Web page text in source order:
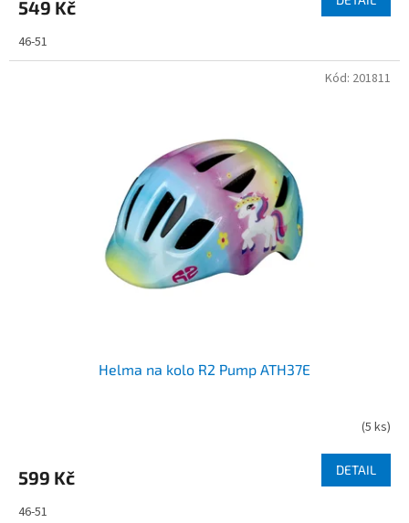
549 Kč
46-51
Helma na kolo R2 Pump ATH37E
(5 ks)
599 Kč DETAIL
46-51
Kód: 201811